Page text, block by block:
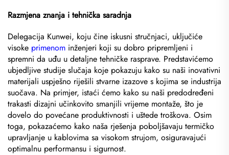
Razmjena znanja i tehnička saradnja
Delegacija Kunwei, koju čine iskusni stručnjaci, uključiće
visoke primenom inženjeri koji su dobro pripremljeni i
spremni da uđu u detaljne tehničke rasprave. Predstavićemo
ubjedljive studije slučaja koje pokazuju kako su naši inovativni
materijali uspješno riješili stvarne izazove s kojima se industrija
suočava. Na primjer, istaći ćemo kako su naši predodređeni
trakasti dizajni učinkovito smanjili vrijeme montaže, što je
dovelo do povećane produktivnosti i uštede troškova. Osim
toga, pokazaćemo kako naša rješenja poboljšavaju termičko
upravljanje u kablovima sa visokom strujom, osiguravajući
optimalnu performansu i sigurnost.